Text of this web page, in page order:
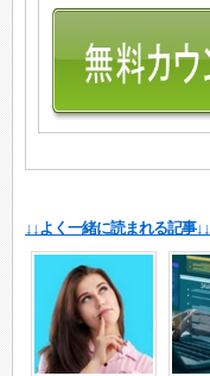
↓↓よく一緒に読まれる記事↓↓